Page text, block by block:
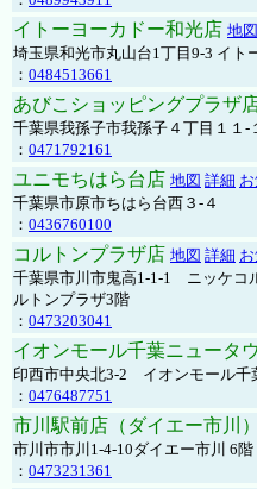
イトーヨーカドー和光店 地図
埼玉県和光市丸山台1丁目9-3 イト
： 0484513661
あびこショッピングプラザ
千葉県我孫子市我孫子４丁目１
： 0471792161
ユニモちはら台店 地図 詳細
千葉県市原市ちはら台西３-４
： 0436760100
コルトンプラザ店 地図 詳細
千葉県市川市鬼高1-1-1 ニッケコ
ルトンプラザ3階
： 0473203041
イオンモール千葉ニュータ
印西市中央北3-2 イオンモール千
： 0476487751
市川駅前店（ダイエー市川）
市川市市川1-4-10ダイエー市川 6階
： 0473231361